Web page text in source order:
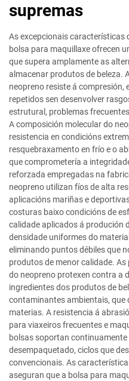
supremas
As excepcionais características
bolsa para maquillaxe ofrecen
que supera amplamente as
almacenar produtos de beleza.
neopreno resiste á compresión,
repetidos sen desenvolver
estrutural, problemas
A composición molecular do
resistencia en condicións
resquebraxamento en frío e o
que comprometería a
reforzada empregadas na
neopreno utilizan fíos de alta
aplicacións mariñas e
costuras baixo condicións de
calidade aplicados á produción
densidade uniformes do
eliminando puntos débiles que
produtos de menor calidade.
do neopreno protexen contra a
ingredientes dos produtos de
contaminantes ambientais,
materias. A resistencia á
para viaxeiros frecuentes e
bolsas soportan
desempaquetado, ciclos que
convencionais. As
aseguran que a bolsa para